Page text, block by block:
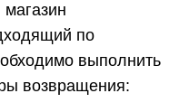
по
выполнить
возвращения: